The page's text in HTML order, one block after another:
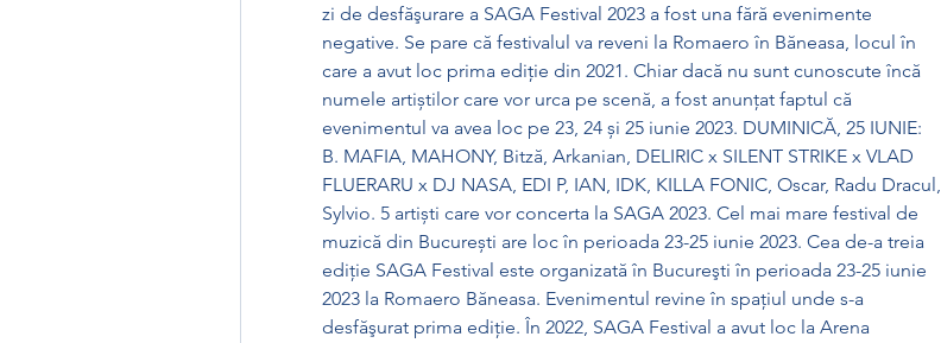
zi de desfăşurare a SAGA Festival 2023 a fost una fără evenimente
negative. Se pare că festivalul va reveni la Romaero în Băneasa, locul în
care a avut loc prima ediție din 2021. Chiar dacă nu sunt cunoscute încă
numele artiștilor care vor urca pe scenă, a fost anunțat faptul că
evenimentul va avea loc pe 23, 24 și 25 iunie 2023. DUMINICĂ, 25 IUNIE:
B. MAFIA, MAHONY, Bitză, Arkanian, DELIRIC x SILENT STRIKE x VLAD
FLUERARU x DJ NASA, EDI P, IAN, IDK, KILLA FONIC, Oscar, Radu Dracul,
Sylvio. 5 artiști care vor concerta la SAGA 2023. Cel mai mare festival de
muzică din București are loc în perioada 23-25 iunie 2023. Cea de-a treia
ediţie SAGA Festival este organizată în Bucureşti în perioada 23-25 iunie
2023 la Romaero Băneasa. Evenimentul revine în spaţiul unde s-a
desfăşurat prima ediţie. În 2022, SAGA Festival a avut loc la Arena